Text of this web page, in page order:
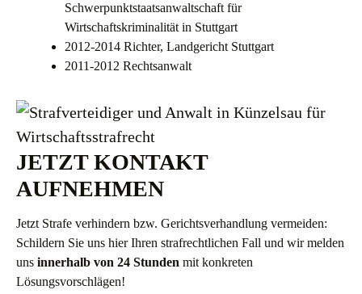
Schwerpunktstaatsanwaltschaft für
Wirtschaftskriminalität in Stuttgart
2012-2014 Richter, Landgericht Stuttgart
2011-2012 Rechtsanwalt
JETZT KONTAKT
AUFNEHMEN
Jetzt Strafe verhindern bzw. Gerichtsverhandlung vermeiden:
Schildern Sie uns hier Ihren strafrechtlichen Fall und wir melden
uns innerhalb von 24 Stunden mit konkreten
Lösungsvorschlägen!